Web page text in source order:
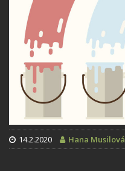
14.2.2020 Hana Musilová